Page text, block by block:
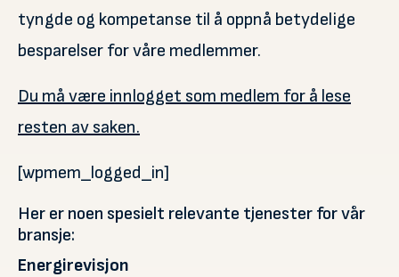
tyngde og kompetanse til å oppnå betydelige
besparelser for våre medlemmer.
Du må være innlogget som medlem for å lese
resten av saken.
[wpmem_logged_in]
Her er noen spesielt relevante tjenester for vår
bransje:
Energirevisjon